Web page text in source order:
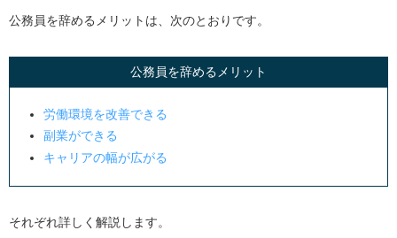
公務員を辞めるメリットは、次のとおりです。
公務員を辞めるメリット
労働環境を改善できる
副業ができる
キャリアの幅が広がる
それぞれ詳しく解説します。